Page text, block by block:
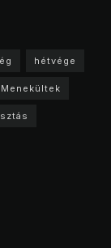
hétvége
Menekültek